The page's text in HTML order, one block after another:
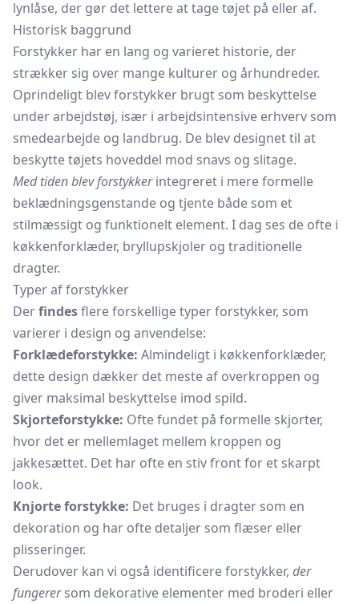
lynlåse, der gør det lettere at tage tøjet på eller af.
Historisk baggrund
Forstykker har en lang og varieret historie, der
strækker sig over mange kulturer og århundreder.
Oprindeligt blev forstykker brugt som beskyttelse
under arbejdstøj, især i arbejdsintensive erhverv som
smedearbejde og landbrug. De blev designet til at
beskytte tøjets hoveddel mod snavs og slitage.
Med tiden blev forstykkerintegreret i mere formelle
beklædningsgenstande og tjente både som et
stilmæssigt og funktionelt element. I dag ses de ofte i
køkkenforklæder, bryllupskjoler og traditionelle
dragter.
Typer af forstykker
Derfindesflere forskellige typer forstykker, som
varierer i design og anvendelse:
Forklædeforstykke: Almindeligt i køkkenforklæder,
dette design dækker det meste af overkroppen og
giver maksimal beskyttelse imod spild.
Skjorteforstykke: Ofte fundet på formelle skjorter,
hvor det er mellemlaget mellem kroppen og
jakkesættet. Det har ofte en stiv front for et skarpt
look.
Knjorte forstykke: Det bruges i dragter som en
dekoration og har ofte detaljer som flæser eller
plisseringer.
Derudover kan vi også identificere forstykker, der
fungerersom dekorative elementer med broderi eller